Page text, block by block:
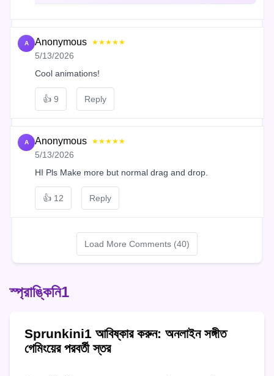
A Anonymous ★★★★★
5/13/2026
Cool animations!
👍 9 Reply
A Anonymous ★★★★★
5/13/2026
HI Pls Make more but normal drag and drop.
👍 12 Reply
Load More Comments (40)
স্প্রাঙ্কিনি1
Sprunkini1 আবিষ্কার করুন: অনলাইন সঙ্গীত
গেমিংয়ের পরবর্তী স্তর